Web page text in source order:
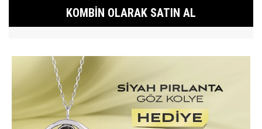
KOMBIN OLARAK SATIN AL